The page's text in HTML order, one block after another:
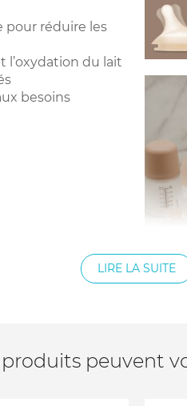
pour réduire les
l’oxydation du lait
besoins
LIRE LA SUITE
produits peuvent